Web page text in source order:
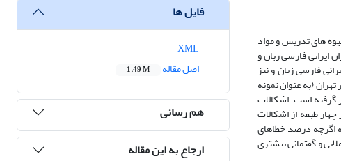
موفقیت شیوه های تدریس و مواد
فارسی زبان و
1971) اشکالات نوشتاری دانش آموزان ایرانی فارسی زبان و نیز
70 انشای دانش آموزان کلاس پنجم شهر تهران (به عنوان نمونة
گرفته است. اشکالات
چهار طبقه از اشکالات
اگرچه درصد خطاهای
املایی و گفتمانی بیشتری
فایل ها
اصل مقاله
1.49 M
هم رسانی
ارجاع به این مقاله